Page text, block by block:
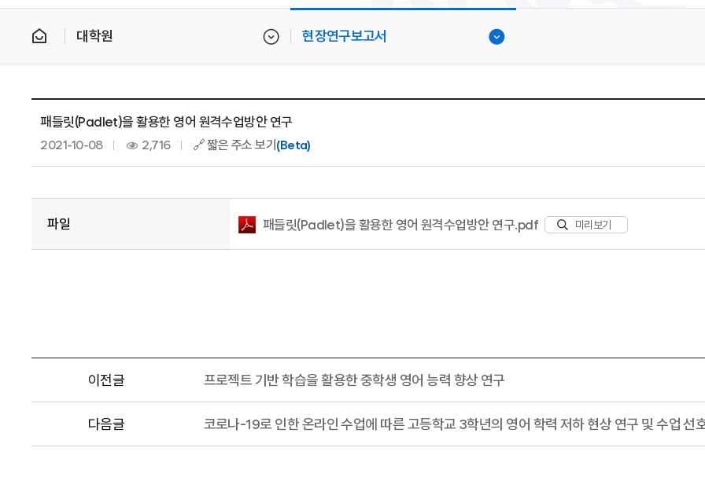
대학원 현장연구보고서
패들릿(Padlet)을 활용한 영어 원격수업방안 연구
2021-10-08 2,716 🔗 짧은 주소 보기 (Beta)
파일 패들릿(Padlet)을 활용한 영어 원격수업방안 연구.pdf 미리보기
이전글 프로젝트 기반 학습을 활용한 중학생 영어 능력 향상 연구
다음글 코로나-19로 인한 온라인 수업에 따른 고등학교 3학년의 영어 학력 저하 현상 연구 및 수업 선